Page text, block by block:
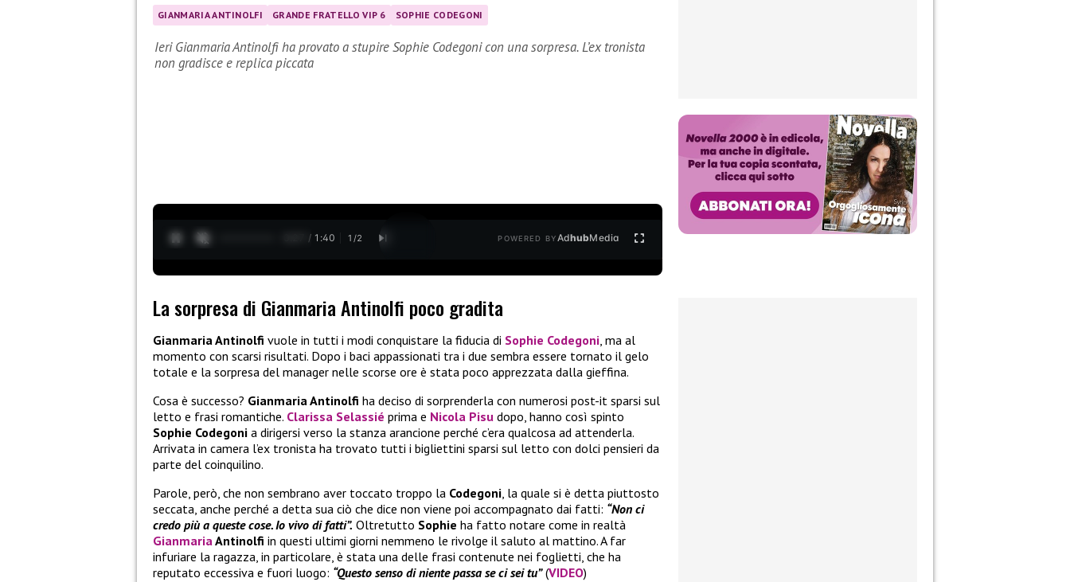
GIANMARIA ANTINOLFI GRANDE FRATELLO VIP 6 SOPHIE CODEGONI
Ieri Gianmaria Antinolfi ha provato a stupire Sophie Codegoni con una sorpresa. L’ex tronista
non gradisce e replica piccata
0:28 / 1:40 1 /2 POWERED BYAdhubMedia
La sorpresa di Gianmaria Antinolfi poco gradita
Gianmaria Antinolfi vuole in tutti i modi conquistare la fiducia di Sophie Codegoni, ma al
momento con scarsi risultati. Dopo i baci appassionati tra i due sembra essere tornato il gelo
totale e la sorpresa del manager nelle scorse ore è stata poco apprezzata dalla gieffina.
Cosa è successo? Gianmaria Antinolfi ha deciso di sorprenderla con numerosi post-it sparsi sul
letto e frasi romantiche. Clarissa Selassié prima e Nicola Pisu dopo, hanno così spinto
Sophie Codegoni a dirigersi verso la stanza arancione perché c’era qualcosa ad attenderla.
Arrivata in camera l’ex tronista ha trovato tutti i bigliettini sparsi sul letto con dolci pensieri da
parte del coinquilino.
Parole, però, che non sembrano aver toccato troppo la Codegoni, la quale si è detta piuttosto
seccata, anche perché a detta sua ciò che dice non viene poi accompagnato dai fatti: “Non ci
credo più a queste cose. Io vivo di fatti”. Oltretutto Sophie ha fatto notare come in realtà
GianmariaAntinolfi in questi ultimi giorni nemmeno le rivolge il saluto al mattino. A far
infuriare la ragazza, in particolare, è stata una delle frasi contenute nei foglietti, che ha
reputato eccessiva e fuori luogo: “Questo senso di niente passa se ci sei tu”(VIDEO)